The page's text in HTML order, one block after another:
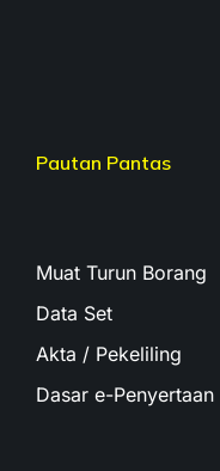
Pautan Pantas
Muat Turun Borang
Data Set
Akta / Pekeliling
Dasar e-Penyertaan